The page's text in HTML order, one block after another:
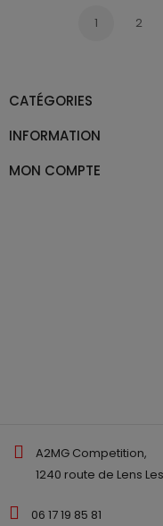
1 2
CATÉGORIES
INFORMATION
MON COMPTE
A2MG Competition,
1240 route de Lens
06 17 19 85 81